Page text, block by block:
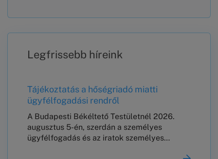
Legfrissebb híreink
Tájékoztatás a hőségriadó miatti
ügyfélfogadási rendről
A Budapesti Békéltető Testületnél 2026.
augusztus 5-én, szerdán a személyes
ügyfélfogadás és az iratok személyes